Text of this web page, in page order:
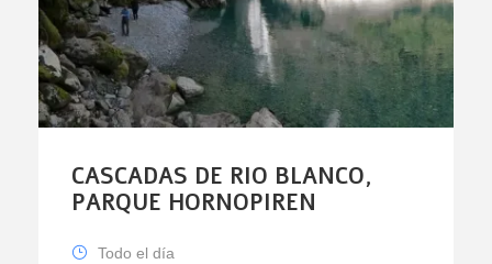
CASCADAS DE RIO BLANCO,
PARQUE HORNOPIREN
Todo el día